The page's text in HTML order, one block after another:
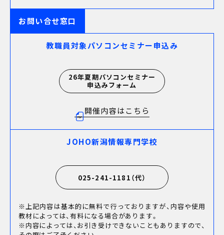
お問い合せ窓口
教職員対象パソコンセミナー申込み
26年夏期パソコンセミナー
申込みフォーム
開催内容はこちら
JOHO新潟情報専門学校
025-241-1181（代）
※上記内容は基本的に無料で行っておりますが、内容や使用
教材によっては、有料になる場合があります。
※内容によっては、お引き受けできないこともありますので、